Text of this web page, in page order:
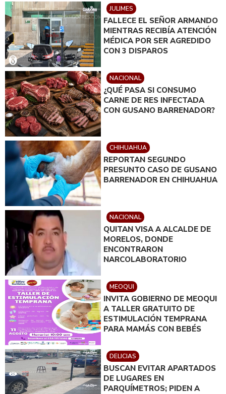
JULIMES
FALLECE EL SEÑOR ARMANDO
MIENTRAS RECIBÍA ATENCIÓN
MÉDICA POR SER AGREDIDO
CON 3 DISPAROS
NACIONAL
¿QUÉ PASA SI CONSUMO
CARNE DE RES INFECTADA
CON GUSANO BARRENADOR?
CHIHUAHUA
REPORTAN SEGUNDO
PRESUNTO CASO DE GUSANO
BARRENADOR EN CHIHUAHUA
NACIONAL
QUITAN VISA A ALCALDE DE
MORELOS, DONDE
ENCONTRARON
NARCOLABORATORIO
MEOQUI
INVITA GOBIERNO DE MEOQUI
A TALLER GRATUITO DE
ESTIMULACIÓN TEMPRANA
PARA MAMÁS CON BEBÉS
DELICIAS
BUSCAN EVITAR APARTADOS
DE LUGARES EN
PARQUÍMETROS; PIDEN A